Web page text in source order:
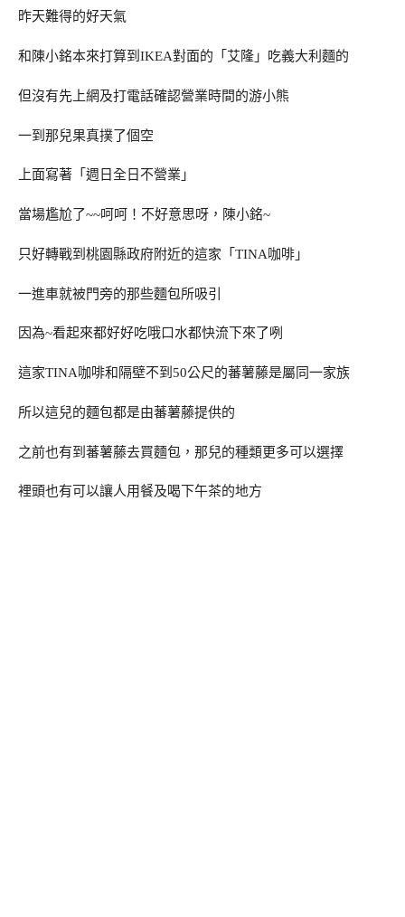
昨天難得的好天氣
和陳小銘本來打算到IKEA對面的「艾隆」吃義大利麵的
但沒有先上網及打電話確認營業時間的游小熊
一到那兒果真撲了個空
上面寫著「週日全日不營業」
當場尷尬了~~呵呵！不好意思呀，陳小銘~
只好轉戰到桃園縣政府附近的這家「TINA咖啡」
一進車就被門旁的那些麵包所吸引
因為~看起來都好好吃哦口水都快流下來了咧
這家TINA咖啡和隔壁不到50公尺的蕃薯藤是屬同一家族
所以這兒的麵包都是由蕃薯藤提供的
之前也有到蕃薯藤去買麵包，那兒的種類更多可以選擇
裡頭也有可以讓人用餐及喝下午茶的地方